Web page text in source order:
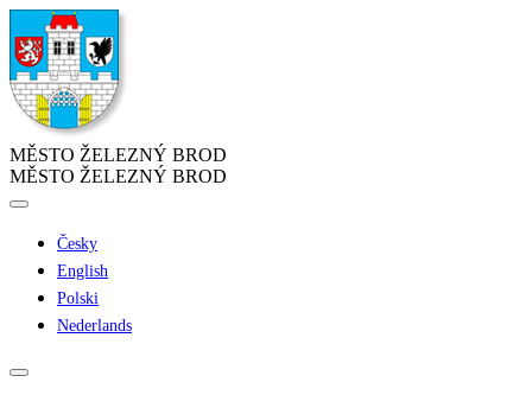
MĚSTO ŽELEZNÝ BROD
MĚSTO ŽELEZNÝ BROD
Česky
English
Polski
Nederlands